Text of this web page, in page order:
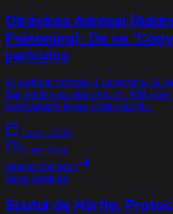
Otrăvirea Adresei
Poisoning): De ce
periculos
Ai verificat primele 4 caractere. Ai
Dar banii s-au dus oricum. Află cum
exploatează lenea creierului tău.
1 mar. 2026
3 min citire
Citește Mai Mult
Seria Sentinel
Scutul de Hârtie: